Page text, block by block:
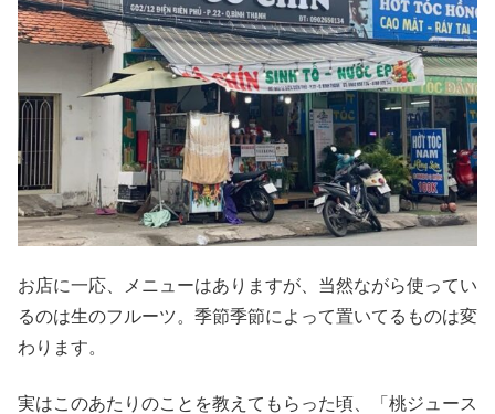
お店に一応、メニューはありますが、当然ながら使ってい
るのは生のフルーツ。季節季節によって置いてるものは変
わります。
実はこのあたりのことを教えてもらった頃、「桃ジュース